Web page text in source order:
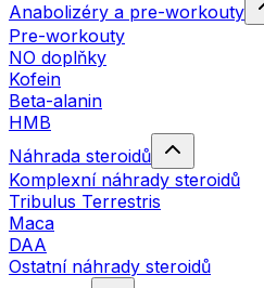
Anabolizéry a pre-workouty
Pre-workouty
NO doplňky
Kofein
Beta-alanin
HMB
Náhrada steroidů
Komplexní náhrady steroidů
Tribulus Terrestris
Maca
DAA
Ostatní náhrady steroidů